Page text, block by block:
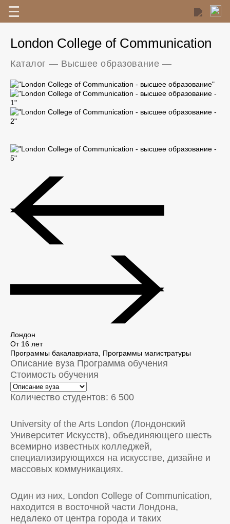
London College of Communication
Каталог — Высшее образование —
Лондон
От 16 лет
Программы бакалавриата, Программы магистратуры
Описание вуза Программа обучения
Стоимость обучения
Количество студентов: 6 500
University of the Arts London (Лондонский
Университет Искусств), объединяющего шесть
всемирно известных колледжей,
специализирующихся на искусстве, дизайне и
массовых коммуникациях.
Один из них, London College of Communication,
находится в восточной части Лондона,
недалеко от центра города и таких